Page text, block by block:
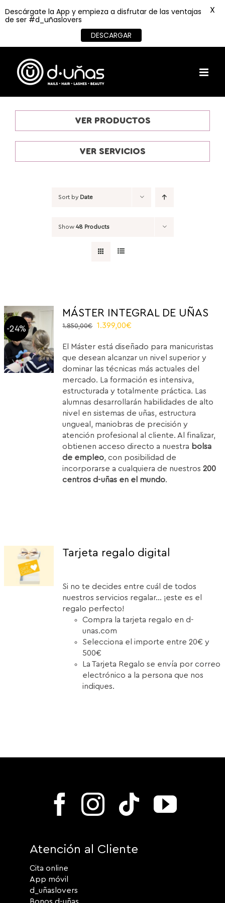
content
VER PRODUCTOS
VER SERVICIOS
Sort by Date
Show 48 Products
-24%
MÁSTER INTEGRAL DE UÑAS
1.850,00€
Original
was:
1.850,00€.
1.399,00€
is:
1.399,00€.
El Máster está diseñado para manicuristas
que desean alcanzar un nivel superior y
dominar las técnicas más actuales del
mercado. La formación es intensiva,
estructurada y totalmente práctica. Las
alumnas desarrollarán habilidades de alto
nivel en sistemas de uñas, estructura
ungueal, maniobras de precisión y
atención profesional al cliente. Al finalizar,
obtienen acceso directo a nuestra bolsa
de empleo, con posibilidad de
incorporarse a cualquiera de nuestros200
centros d-uñas en el mundo.
Tarjeta regalo digital
Si no te decides entre cuál de todos
nuestros servicios regalar... ¡este es el
regalo perfecto!
Compra la tarjeta regalo en d-
unas.com
Selecciona el importe entre 20€ y
500€
La Tarjeta Regalo se envía por correo
electrónico a la persona que nos
indiques.
Atención al Cliente
Cita online
App móvil
d_uñaslovers
Descárgate la App y empieza a disfrutar de las ventajas
de ser #d_uñaslovers
DESCARGAR
X